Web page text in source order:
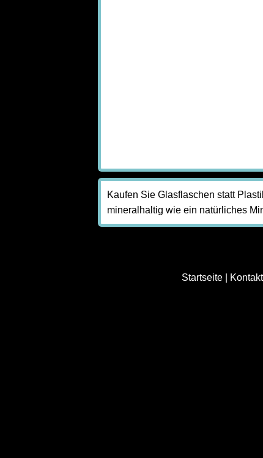
Kaufen Sie Glasflaschen statt
mineralhaltig wie ein natürliches
Startseite|